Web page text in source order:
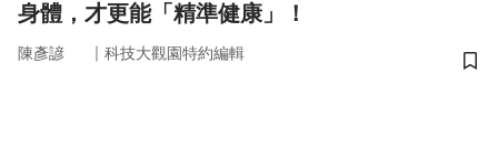
身體，才更能「精準健康」！
陳彥諺 ｜ 科技大觀園特約編輯
儲